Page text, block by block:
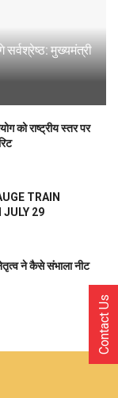
मुख्यमंत्री
को राष्ट्रीय स्तर पर
TRAIN
JULY 29
ने कैसे संभाला नीट
Contact Us